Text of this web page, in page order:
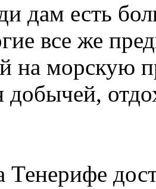
дам есть
все же
на морскую
добычей,
Тенерифе